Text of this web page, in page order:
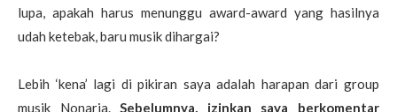
lupa, apakah harus menunggu award-award yang hasilnya
udah ketebak, baru musik dihargai?
Lebih ‘kena’ lagi di pikiran saya adalah harapan dari group
musik Nonaria.Sebelumnya, izinkan saya berkomentar